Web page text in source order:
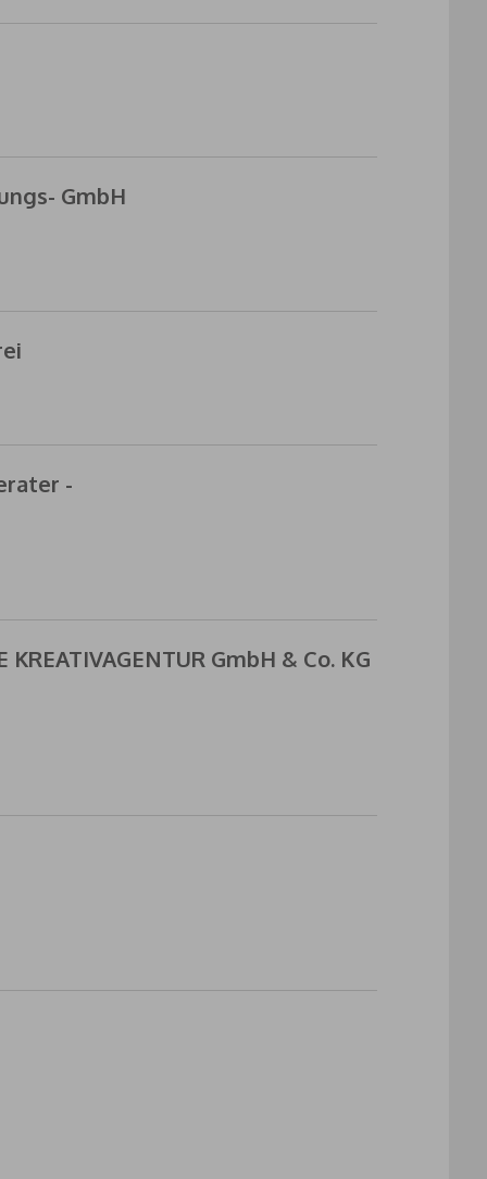
GmbH
-
GmbH & Co. KG